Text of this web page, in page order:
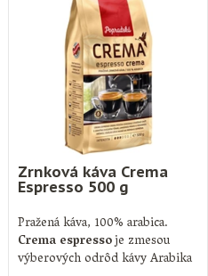
Zrnková káva Crema
Espresso 500 g
Pražená káva, 100% arabica.
Crema espressoje zmesou
výberových odrôd kávy Arabika